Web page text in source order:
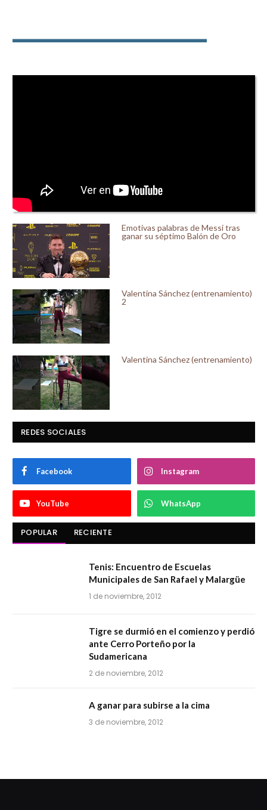
Emotivas palabras de Messi tras
ganar su séptimo Balón de Oro
Valentina Sánchez (entrenamiento)
2
Valentina Sánchez (entrenamiento)
REDES SOCIALES
Facebook Instagram
YouTube WhatsApp
POPULAR RECIENTE
Tenis: Encuentro de Escuelas
Municipales de San Rafael y Malargüe
1 de noviembre, 2012
Tigre se durmió en el comienzo y perdió
ante Cerro Porteño por la
Sudamericana
2 de noviembre, 2012
A ganar para subirse a la cima
3 de noviembre, 2012